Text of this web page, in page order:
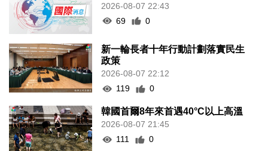
2026-08-07 22:43
69
0
新一輪長者十年行動計劃落實民生
政策
2026-08-07 22:12
119
0
韓國首爾8年來首遇40°C以上高溫
2026-08-07 21:45
111
0